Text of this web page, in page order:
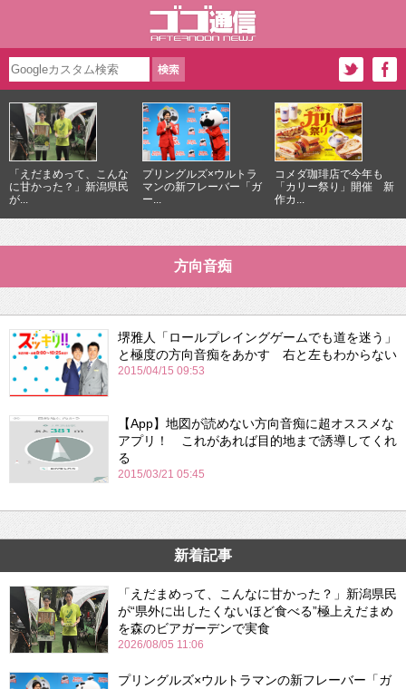
「えだまめって、こんな
に甘かった？」新潟県民
が...
プリングルズ×ウルトラ
マンの新フレーバー「ガ
ー...
コメダ珈琲店で今年も
「カリー祭り」開催 新
作カ...
方向音痴
堺雅人「ロールプレイングゲームでも道を迷う」
と極度の方向音痴をあかす 右と左もわからない
2015/04/15 09:53
【App】地図が読めない方向音痴に超オススメな
アプリ！ これがあれば目的地まで誘導してくれ
る
2015/03/21 05:45
新着記事
「えだまめって、こんなに甘かった？」新潟県民
が“県外に出したくないほど食べる”極上えだまめ
を森のビアガーデンで実食
2026/08/05 11:06
プリングルズ×ウルトラマンの新フレーバー「ガ